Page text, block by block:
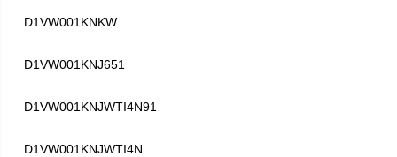
D1VW001KNKW
D1VW001KNJ651
D1VW001KNJWTI4N91
D1VW001KNJWTI4N